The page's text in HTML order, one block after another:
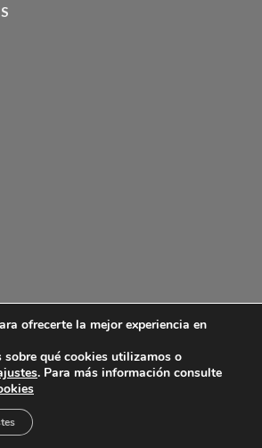
2026 ©Friol S.L.
ofrecerte la mejor experiencia en
sobre qué cookies utilizamos o
. Para más información consulte